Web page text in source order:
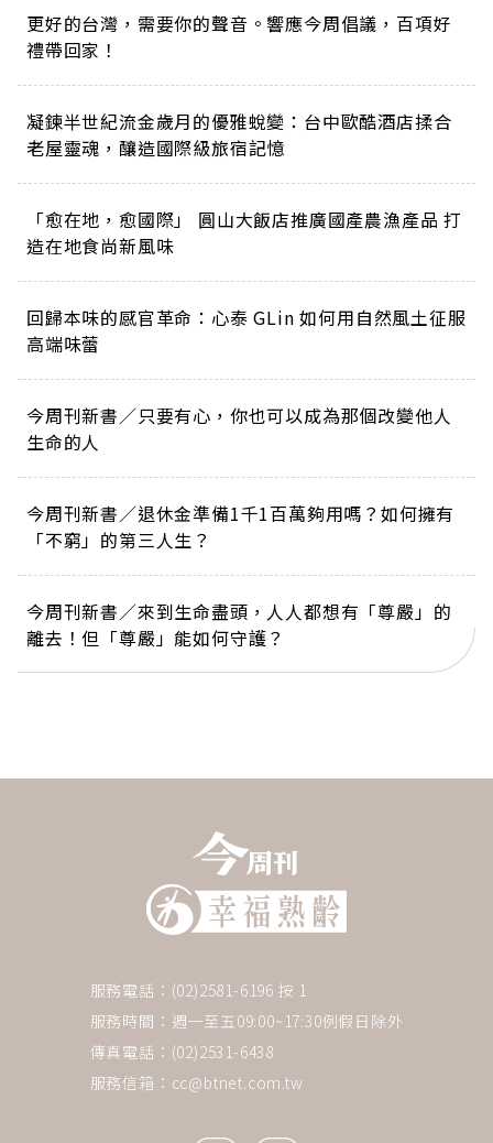
更好的台灣，需要你的聲音。響應今周倡議，百項好
禮帶回家！
凝鍊半世紀流金歲月的優雅蛻變：台中歐酷酒店揉合
老屋靈魂，釀造國際級旅宿記憶
「愈在地，愈國際」 圓山大飯店推廣國產農漁產品 打
造在地食尚新風味
回歸本味的感官革命：心泰 GLin 如何用自然風土征服
高端味蕾
今周刊新書／只要有心，你也可以成為那個改變他人
生命的人
今周刊新書／退休金準備1千1百萬夠用嗎？如何擁有
「不窮」的第三人生？
今周刊新書／來到生命盡頭，人人都想有「尊嚴」的
離去！但「尊嚴」能如何守護？
服務電話：(02)2581-6196 按 1
服務時間：週一至五09:00~17:30例假日除外
傳真電話：(02)2531-6438
服務信箱： cc@btnet.com.tw